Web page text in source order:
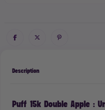
Description
Puff 15k Double Apple :